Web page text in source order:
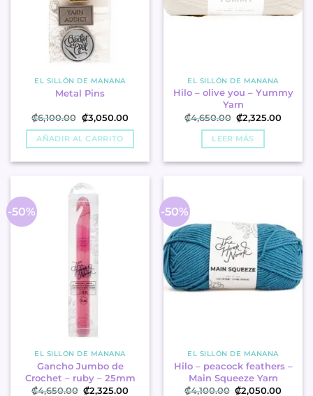
EL SILLÓN DE MANANA
Metal Pins
₡6,100.00 El
precio
original
era:
₡6,100.00
₡3,050.00El
₡3,050.00
AÑADIR AL CARRITO
EL SILLÓN DE MANANA
Hilo – olive you – Yummy
Yarn
₡4,650.00 El
precio
original
era:
₡4,650.00
₡2,325.00El
LEER MÁS
-50%
EL SILLÓN DE MANANA
Gancho Jumbo de
Crochet – ruby – 25mm
₡4,650.00 El
₡2,325.00El
-50%
EL SILLÓN DE MANANA
Hilo – peacock feathers –
Main Squeeze Yarn
₡4,100.00 El
₡2,050.00El